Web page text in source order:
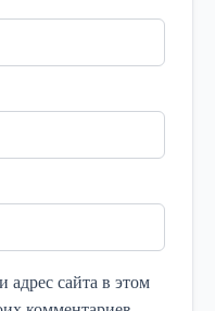
адрес сайта в этом